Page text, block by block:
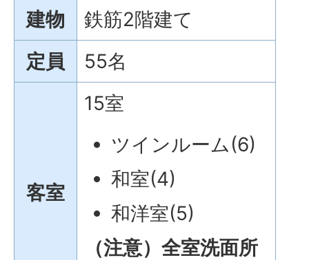
建物
鉄筋2階建て
定員
55名
客室
15室
ツインルーム(6)
和室(4)
和洋室(5)
（注意）全室洗面所